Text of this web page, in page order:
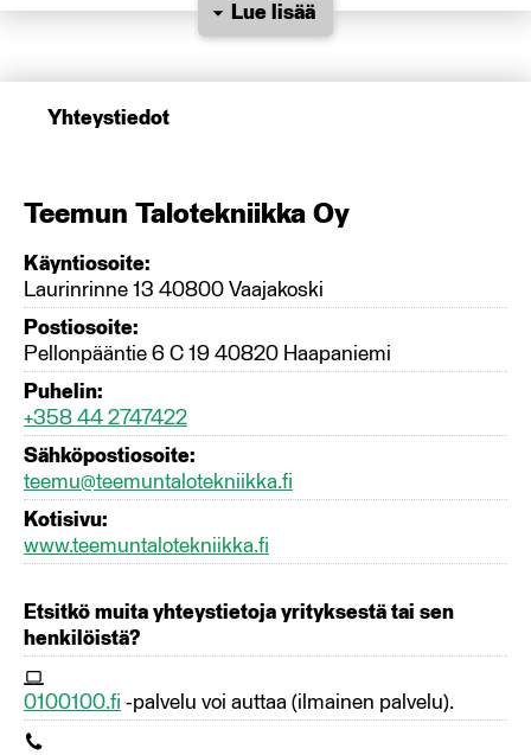
Lue lisää
Yhteystiedot
Teemun Talotekniikka Oy
Käyntiosoite:
Laurinrinne 13 40800 Vaajakoski
Postiosoite:
Pellonpääntie 6 C 19 40820 Haapaniemi
Puhelin:
+358 44 2747422
Sähköpostiosoite:
teemu@teemuntalotekniikka.fi
Kotisivu:
www.teemuntalotekniikka.fi
Etsitkö muita yhteystietoja yrityksestä tai sen
henkilöistä?
0100100.fi -palvelu voi auttaa (ilmainen palvelu).